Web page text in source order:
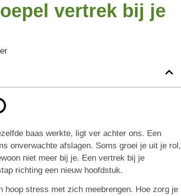
vertrek bij je
baas werkte, ligt ver achter ons. Een
onverwachte afslagen. Soms groei je uit je rol,
niet meer bij je. Een vertrek bij je
richting een nieuw hoofdstuk.
hoop stress met zich meebrengen. Hoe zorg je